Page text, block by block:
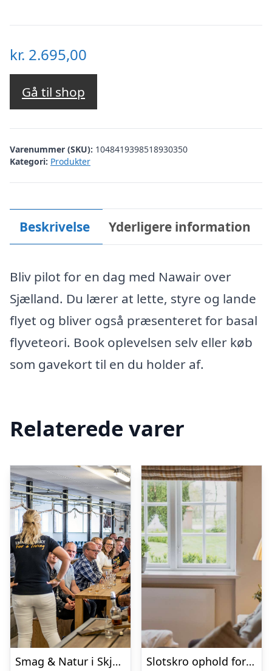
kr. 2.695,00
Gå til shop
Varenummer (SKU): 1048419398518930350
Kategori: Produkter
Beskrivelse Yderligere information
Bliv pilot for en dag med Nawair over
Sjælland. Du lærer at lette, styre og lande
flyet og bliver også præsenteret for basal
flyveteori. Book oplevelsen selv eller køb
som gavekort til en du holder af.
Relaterede varer
Smag & Natur i Skjern Enge
Slotskro ophold for 2 på Schackenborg Slotskro